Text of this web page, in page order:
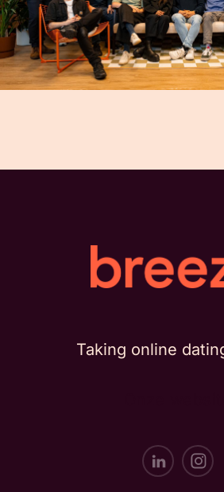
Taking online